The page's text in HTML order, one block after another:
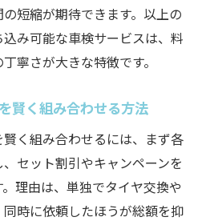
短縮が期待できます。以上の
み可能な車検サービスは、料
寧さが大きな特徴です。
賢く組み合わせる方法
く組み合わせるには、まず各
セット割引やキャンペーンを
理由は、単独でタイヤ交換や
時に依頼したほうが総額を抑